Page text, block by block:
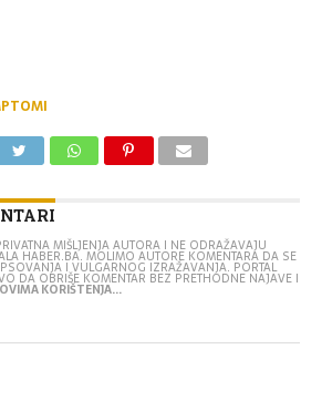
MIŠLJENJA AUTORA I NE ODRAŽAVAJU
HABER.BA. MOLIMO AUTORE KOMENTARA DA SE
I VULGARNOG IZRAŽAVANJA. PORTAL
DA OBRIŠE KOMENTAR BEZ PRETHODNE NAJAVE I
KORIŠTENJA...